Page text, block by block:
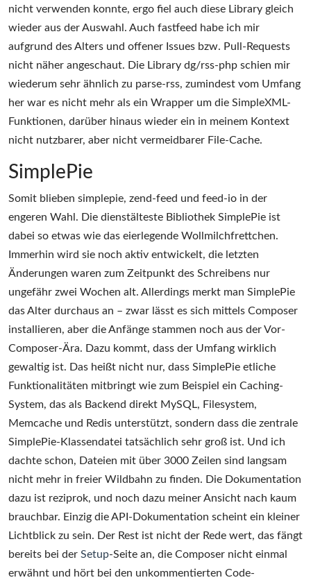
nicht verwenden konnte, ergo fiel auch diese Library gleich
wieder aus der Auswahl. Auch fastfeed habe ich mir
aufgrund des Alters und offener Issues bzw. Pull-Requests
nicht näher angeschaut. Die Library dg/rss-php schien mir
wiederum sehr ähnlich zu parse-rss, zumindest vom Umfang
her war es nicht mehr als ein Wrapper um die SimpleXML-
Funktionen, darüber hinaus wieder ein in meinem Kontext
nicht nutzbarer, aber nicht vermeidbarer File-Cache.
SimplePie
Somit blieben simplepie, zend-feed und feed-io in der
engeren Wahl. Die dienstälteste Bibliothek SimplePie ist
dabei so etwas wie das eierlegende Wollmilchfrettchen.
Immerhin wird sie noch aktiv entwickelt, die letzten
Änderungen waren zum Zeitpunkt des Schreibens nur
ungefähr zwei Wochen alt. Allerdings merkt man SimplePie
das Alter durchaus an – zwar lässt es sich mittels Composer
installieren, aber die Anfänge stammen noch aus der Vor-
Composer-Ära. Dazu kommt, dass der Umfang wirklich
gewaltig ist. Das heißt nicht nur, dass SimplePie etliche
Funktionalitäten mitbringt wie zum Beispiel ein Caching-
System, das als Backend direkt MySQL, Filesystem,
Memcache und Redis unterstützt, sondern dass die zentrale
SimplePie-Klassendatei tatsächlich sehr groß ist. Und ich
dachte schon, Dateien mit über 3000 Zeilen sind langsam
nicht mehr in freier Wildbahn zu finden. Die Dokumentation
dazu ist reziprok, und noch dazu meiner Ansicht nach kaum
brauchbar. Einzig die API-Dokumentation scheint ein kleiner
Lichtblick zu sein. Der Rest ist nicht der Rede wert, das fängt
bereits bei der Setup-Seite an, die Composer nicht einmal
erwähnt und hört bei den unkommentierten Code-